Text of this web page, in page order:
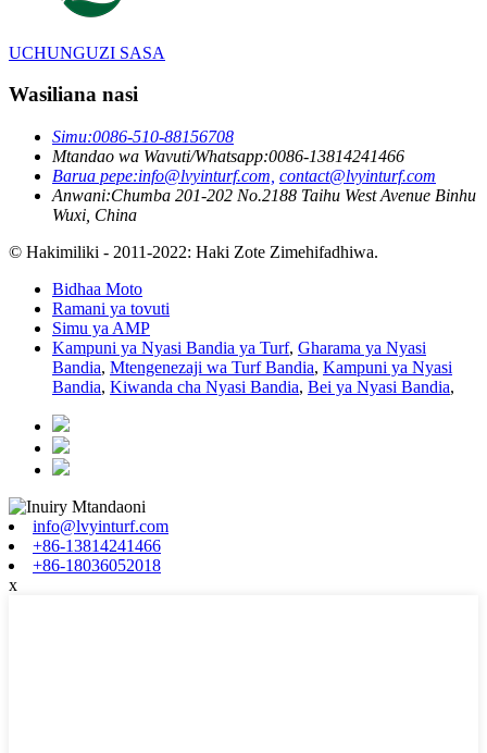
UCHUNGUZI SASA
Wasiliana nasi
Simu:0086-510-88156708
Mtandao wa Wavuti/Whatsapp:0086-13814241466
Barua pepe:info@lvyinturf.com, contact@lvyinturf.com
Anwani:Chumba 201-202 No.2188 Taihu West Avenue Binhu
Wuxi, China
© Hakimiliki - 2011-2022: Haki Zote Zimehifadhiwa.
Bidhaa Moto
Ramani ya tovuti
Simu ya AMP
Kampuni ya Nyasi Bandia ya Turf, Gharama ya Nyasi
Bandia, Mtengenezaji wa Turf Bandia, Kampuni ya Nyasi
Bandia, Kiwanda cha Nyasi Bandia, Bei ya Nyasi Bandia,
info@lvyinturf.com
+86-13814241466
+86-18036052018
x